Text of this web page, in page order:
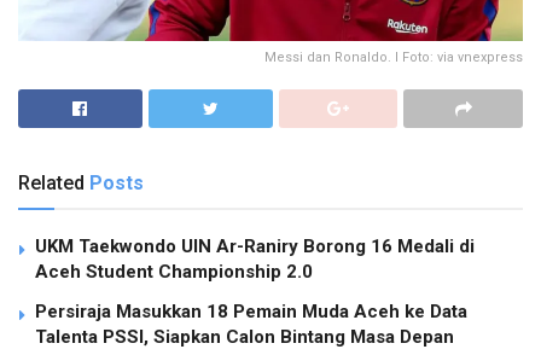
Messi dan Ronaldo. I Foto: via vnexpress
Related Posts
UKM Taekwondo UIN Ar-Raniry Borong 16 Medali di
Aceh Student Championship 2.0
Persiraja Masukkan 18 Pemain Muda Aceh ke Data
Talenta PSSI, Siapkan Calon Bintang Masa Depan